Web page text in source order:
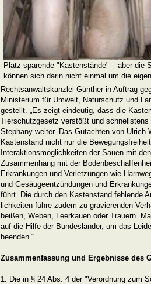
Platz sparende "Kastenstände" – aber die
können sich darin nicht einmal um die
Rechtsanwaltskanzlei Günther in Auftrag
Ministerium für Umwelt, Naturschutz und
gestellt. „Es zeigt eindeutig, dass die
Tierschutzgesetz verstößt und schnellstens
Stephany weiter. Das Gutachten von Ulrich
Kastenstand nicht nur die
Interaktionsmöglichkeiten der Sauen mit
Zusammenhang mit der
Erkrankungen und Verletzungen wie
und Gesäugeentzündungen und
führt. Die durch den Kastenstand fehlende
lichkeiten führe zudem zu gravierenden
beißen, Weben, Leerkauen oder Trauern.
auf die Hilfe der Bundesländer, um das
beenden.“
Zusammenfassung und Ergebnisse des
1. Die in § 24 Abs. 4 der "Verordnung zum